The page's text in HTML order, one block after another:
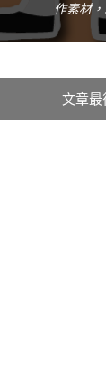
作素材
文章最